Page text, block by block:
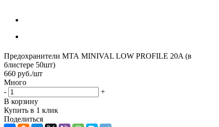
Предохранители МТА MINIVAL LOW PROFILE 20A (в
блистере 50шт)
660 руб./шт
Много
-
+
В корзину
Купить в 1 клик
Поделиться